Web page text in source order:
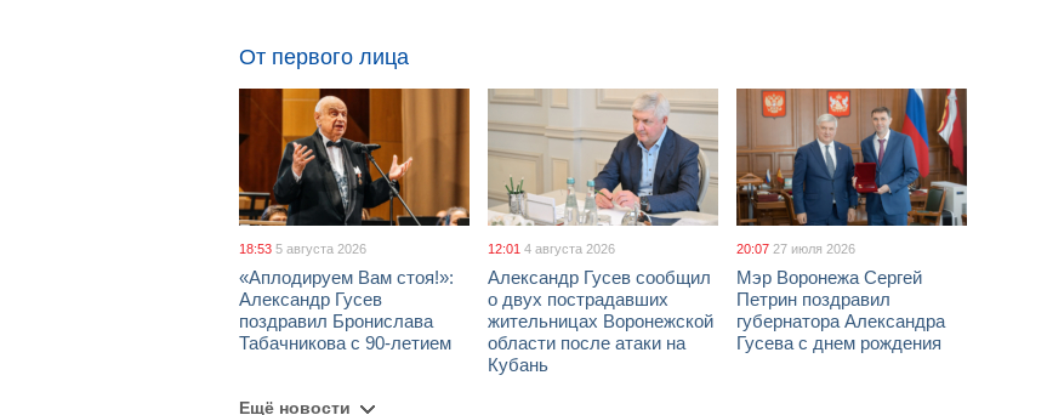
От первого лица
18:53 5 августа 2026
«Аплодируем Вам стоя!»:
Александр Гусев
поздравил Бронислава
Табачникова с 90-летием
12:01 4 августа 2026
Александр Гусев сообщил
о двух пострадавших
жительницах Воронежской
области после атаки на
Кубань
20:07 27 июля 2026
Мэр Воронежа Сергей
Петрин поздравил
губернатора Александра
Гусева с днем рождения
Ещё новости